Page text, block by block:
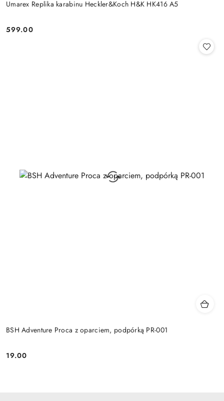
Umarex Replika karabinu Heckler&Koch H&K HK416 A5
Cena:
599.00
BSH Adventure Proca z oparciem, podpórką PR-001
Cena:
19.00